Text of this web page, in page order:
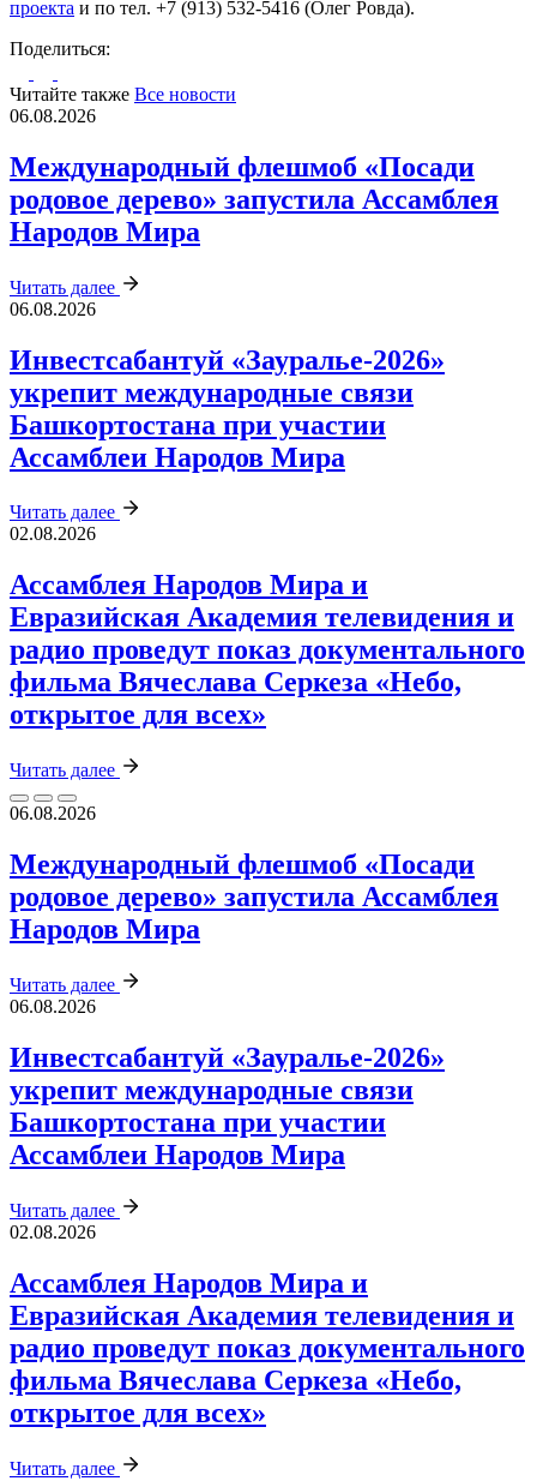
проекта и по тел. +7 (913) 532-5416 (Олег Ровда).
Поделиться:
Читайте также Все новости
06.08.2026
Международный флешмоб «Посади
родовое дерево» запустила Ассамблея
Народов Мира
Читать далее
06.08.2026
Инвестсабантуй «Зауралье‑2026»
укрепит международные связи
Башкортостана при участии
Ассамблеи Народов Мира
Читать далее
02.08.2026
Ассамблея Народов Мира и
Евразийская Академия телевидения и
радио проведут показ документального
фильма Вячеслава Серкеза «Небо,
открытое для всех»
Читать далее
06.08.2026
Международный флешмоб «Посади
родовое дерево» запустила Ассамблея
Народов Мира
Читать далее
06.08.2026
Инвестсабантуй «Зауралье‑2026»
укрепит международные связи
Башкортостана при участии
Ассамблеи Народов Мира
Читать далее
02.08.2026
Ассамблея Народов Мира и
Евразийская Академия телевидения и
радио проведут показ документального
фильма Вячеслава Серкеза «Небо,
открытое для всех»
Читать далее